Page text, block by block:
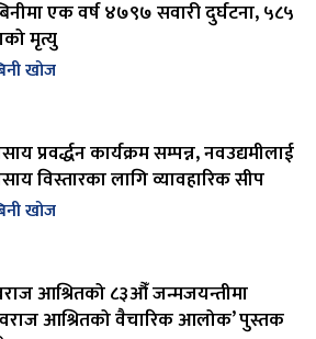
एक वर्ष ४७९७ सवारी दुर्घटना, ५८५
मृत्यु
खोज
प्रवर्द्धन कार्यक्रम सम्पन्न, नवउद्यमीलाई
विस्तारका लागि व्यावहारिक सीप
खोज
आश्रितको ८३औँ जन्मजयन्तीमा
आश्रितको वैचारिक आलोक’ पुस्तक